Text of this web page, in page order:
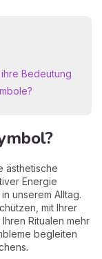
Bedeutung
ästhetische
Energie
unserem Alltag.
mit Ihrer
Ritualen mehr
begleiten
.